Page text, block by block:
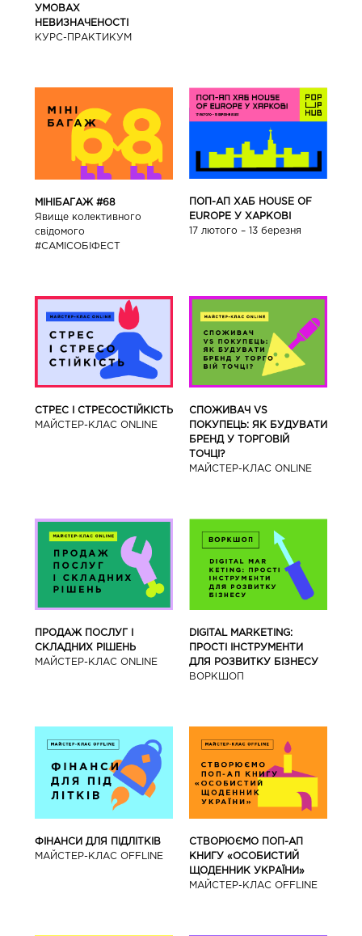
УМОВАХ
НЕВИЗНАЧЕНОСТІ
КУРС-ПРАКТИКУМ
МІНІБАГАЖ #68
Явище колективного
свідомого
#САМІСОБІФЕСТ
ПОП-АП ХАБ HOUSE OF
EUROPE У ХАРКОВІ
17 лютого – 13 березня
СТРЕС І СТРЕСОСТІЙКІСТЬ
МАЙСТЕР-КЛАС ONLINE
СПОЖИВАЧ VS
ПОКУПЕЦЬ: ЯК БУДУВАТИ
БРЕНД У ТОРГОВІЙ
ТОЧЦІ?
МАЙСТЕР-КЛАС ONLINE
ПРОДАЖ ПОСЛУГ І
СКЛАДНИХ РІШЕНЬ
МАЙСТЕР-КЛАС ONLINE
DIGITAL MARKETING:
ПРОСТІ ІНСТРУМЕНТИ
ДЛЯ РОЗВИТКУ БІЗНЕСУ
ВОРКШОП
ФІНАНСИ ДЛЯ ПІДЛІТКІВ
МАЙCТЕР-КЛАС OFFLINE
СТВОРЮЄМО ПОП-АП
КНИГУ «ОСОБИСТИЙ
ЩОДЕННИК УКРАЇНИ»
МАЙCТЕР-КЛАС OFFLINE